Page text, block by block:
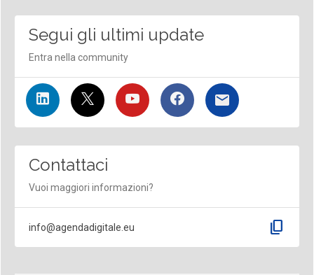
Segui gli ultimi update
Entra nella community
Contattaci
Vuoi maggiori informazioni?
info@agendadigitale.eu content_copy